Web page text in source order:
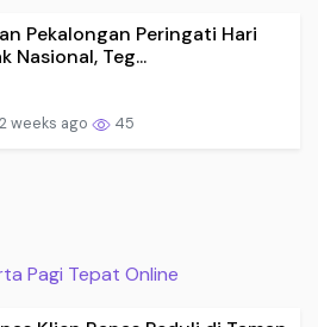
Pekalongan Peringati Hari
Nasional, Teg...
2 weeks ago 45
Pagi Tepat Online